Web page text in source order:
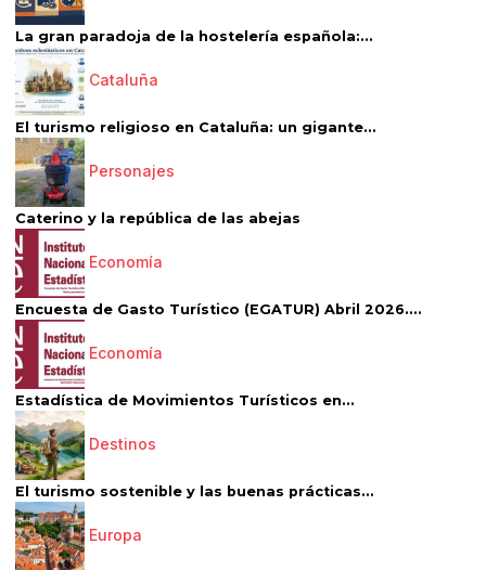
La gran paradoja de la hostelería española:...
Cataluña
El turismo religioso en Cataluña: un gigante...
Personajes
Caterino y la república de las abejas
Economía
Encuesta de Gasto Turístico (EGATUR) Abril 2026....
Economía
Estadística de Movimientos Turísticos en...
Destinos
El turismo sostenible y las buenas prácticas...
Europa